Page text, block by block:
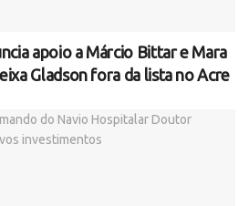
apoio a Márcio Bittar e Mara
Gladson fora da lista no Acre